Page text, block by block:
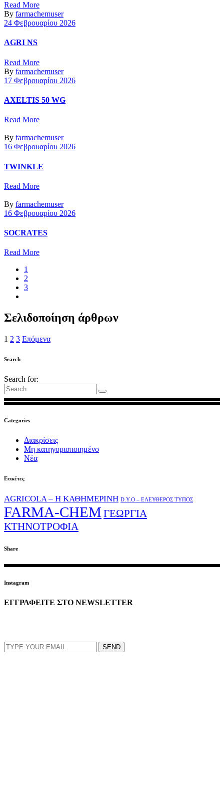
Read More
By farmachemuser
24 Φεβρουαρίου 2026
AGRI NS
Read More
By farmachemuser
17 Φεβρουαρίου 2026
AXELTIS 50 WG
Read More
By farmachemuser
16 Φεβρουαρίου 2026
TWINKLE
Read More
By farmachemuser
16 Φεβρουαρίου 2026
SOCRATES
Read More
1
2
3
Σελιδοποίηση άρθρων
1 2 3 Επόμενα
Search
Search for:
Categories
Διακρίσεις
Μη κατηγοριοποιημένο
Νέα
Ετικέτες
AGRICOLA – Η ΚΑΘΗΜΕΡΙΝΗ D.Y.O – ΕΛΕΥΘΕΡΟΣ ΤΥΠΟΣ
FARMA-CHEM ΓΕΩΡΓΙΑ
ΚΤΗΝΟΤΡΟΦΙΑ
Share
Instagram
ΕΓΓΡΑΦΕΙΤΕ ΣΤΟ NEWSLETTER